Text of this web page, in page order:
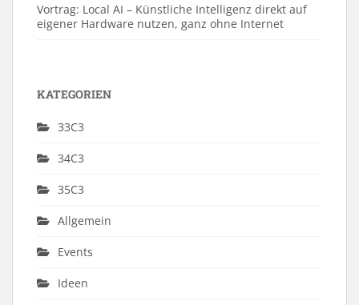
Vortrag: Local AI – Künstliche Intelligenz direkt auf
eigener Hardware nutzen, ganz ohne Internet
KATEGORIEN
33C3
34C3
35C3
Allgemein
Events
Ideen